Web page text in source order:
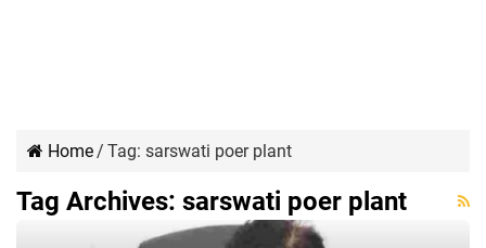
Home/ Tag: sarswati poer plant
Tag Archives: sarswati poer plant